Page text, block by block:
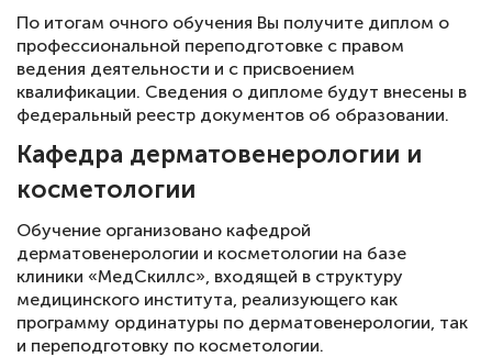
По итогам очного обучения Вы получите диплом о
профессиональной переподготовке с правом
ведения деятельности и с присвоением
квалификации. Сведения о дипломе будут внесены в
федеральный реестр документов об образовании.
Кафедра дерматовенерологии и
косметологии
Обучение организовано кафедрой
дерматовенерологии и косметологии на базе
клиники «МедСкиллс», входящей в структуру
медицинского института, реализующего как
программу ординатуры по дерматовенерологии, так
и переподготовку по косметологии.